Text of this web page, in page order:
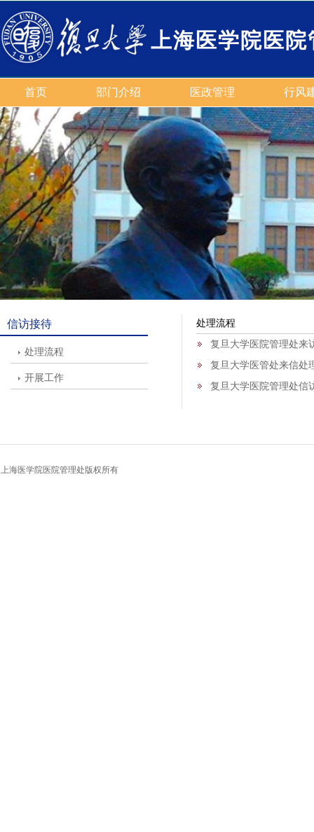
上海医学院医院
首页 部门介绍 医政管理 行风
信访接待
处理流程
开展工作
处理流程
复旦大学医院管理处来
复旦大学医管处来信处
复旦大学医院管理处信
上海医学院医院管理处 版权所有